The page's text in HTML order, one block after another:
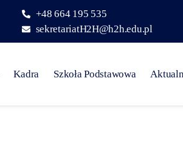
+48 664 195 535
sekretariatH2H@h2h.edu.pl
Kadra Szkoła Podstawowa